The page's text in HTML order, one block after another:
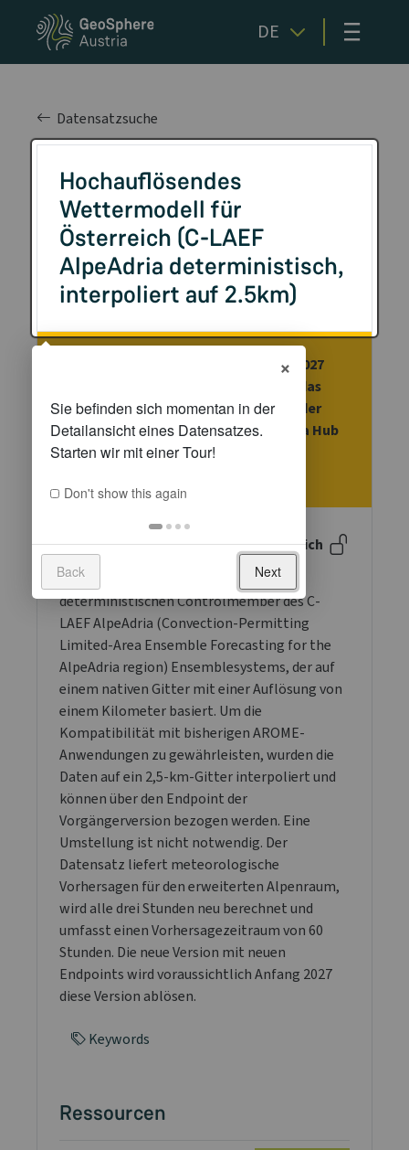
DE ≡
Datensatzsuche
Hochauflösendes
Wettermodell für
Österreich (C-LAEF
AlpeAdria deterministisch,
interpoliert auf 2.5km)
Achtung: Ab voraussichtlich Anfang 2027
wird diese Version vollständig durch das
neue Modell abgelöst, wodurch sich der
Endpoint verändert! Über unsere Data Hub
News werden Sie über den genauen
Beschreibung
Öffentlich
Dieser Datensatz enthält den
deterministischen Controlmember des C-
LAEF AlpeAdria (Convection-Permitting
Limited-Area Ensemble Forecasting for the
AlpeAdria region) Ensemblesystems, der auf
einem nativen Gitter mit einer Auflösung von
einem Kilometer basiert. Um die
Kompatibilität mit bisherigen AROME-
Anwendungen zu gewährleisten, wurden die
Daten auf ein 2,5-km-Gitter interpoliert und
können über den Endpoint der
Vorgängerversion bezogen werden. Eine
Umstellung ist nicht notwendig. Der
Datensatz liefert meteorologische
Vorhersagen für den erweiterten Alpenraum,
wird alle drei Stunden neu berechnet und
umfasst einen Vorhersagezeitraum von 60
Stunden. Die neue Version mit neuen
Endpoints wird voraussichtlich Anfang 2027
diese Version ablösen.
Keywords
Ressourcen
×
Don't show this again
Back Next